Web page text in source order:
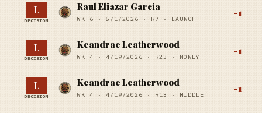
L
DECISION
Raul Eliazar Garcia
WK 6 · 5/1/2026 · R7 · LAUNCH
-1
L
DECISION
Keandrae Leatherwood
WK 4 · 4/19/2026 · R23 · MONEY
-1
L
DECISION
Keandrae Leatherwood
WK 4 · 4/19/2026 · R13 · MIDDLE
-1